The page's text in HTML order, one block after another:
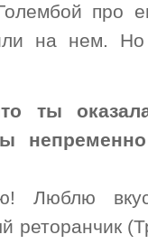
про
на нем. Но
ты
Люблю
реторанчик